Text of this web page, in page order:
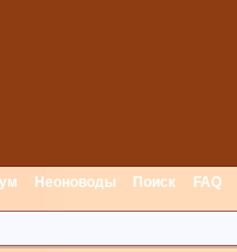
Неоноводы Поиск FAQ